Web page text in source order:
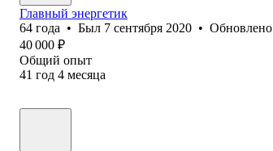
Главный энергетик
64 года • Был 7 сентября 2020 • Обновлено
40 000 ₽
Общий опыт
41 год 4 месяца